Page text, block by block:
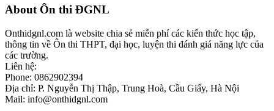
Footer
About Ôn thi ĐGNL
Onthidgnl.com là website chia sẻ miễn phí các kiến thức học tập,
thông tin về Ôn thi THPT, đại học, luyện thi đánh giá năng lực của
các trường.
Liên hệ:
Phone: 0862902394
Địa chỉ: P. Nguyễn Thị Thập, Trung Hoà, Cầu Giấy, Hà Nội
Mail: info@onthidgnl.com